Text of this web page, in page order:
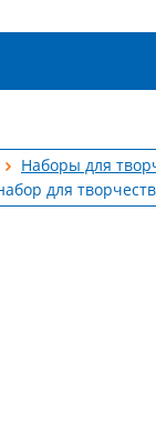
Наборы для
для